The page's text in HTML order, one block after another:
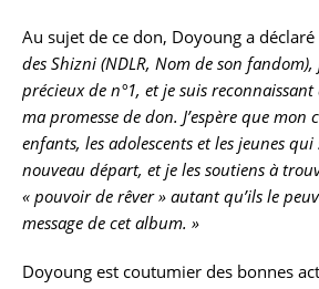
Au sujet de ce don, Doyoung a déclaré
des Shizni (NDLR, Nom de son
précieux de n°1, et je suis
ma promesse de don. J’espère que
enfants, les adolescents et les jeunes
nouveau départ, et je les soutiens à
« pouvoir de rêver » autant qu’ils le
message de cet album. »
Doyoung est coutumier des bonnes